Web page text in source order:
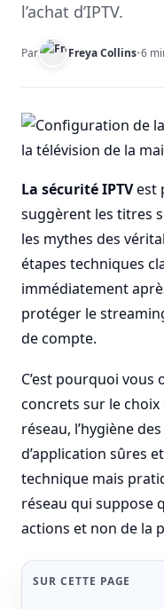
l’achat d’IPTV.
Par Freya Collins•6
La sécurité IPTVest
suggèrent les titres
les mythes des
étapes techniques
immédiatement
protéger le
de compte.
C’est pourquoi vous
concrets sur le
réseau, l’hygiène
d’application sûres
technique mais
réseau qui suppose
actions et non de la
SUR CETTE PAGE